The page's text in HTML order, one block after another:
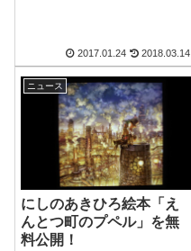
2017.01.24 2018.03.14
ニュース
にしのあきひろ絵本「え
んとつ町のプペル」を無
料公開！